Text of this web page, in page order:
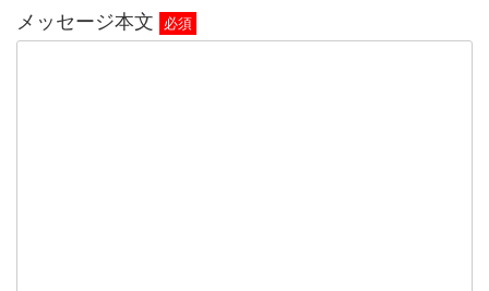
メッセージ本文 必須